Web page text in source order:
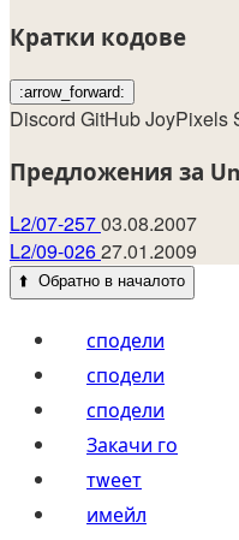
Кратки кодове
:arrow_forward:
Discord GitHubJoyPixels
Предложения за
L2/07-25703.08.2007
L2/09-02627.01.2009
⬆️ Обратно в началото
сподели
сподели
сподели
Закачи го
тwеет
имейл